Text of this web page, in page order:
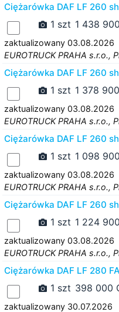
Ciężarówka DAF LF 260
1 szt 1 438
zaktualizowany 03.08.2026
EUROTRUCK PRAHA s.r.o.,
Ciężarówka DAF LF 260
1 szt 1 378
zaktualizowany 03.08.2026
EUROTRUCK PRAHA s.r.o.,
Ciężarówka DAF LF 260
1 szt 1 098
zaktualizowany 03.08.2026
EUROTRUCK PRAHA s.r.o.,
Ciężarówka DAF LF 260
1 szt 1 224
zaktualizowany 03.08.2026
EUROTRUCK PRAHA s.r.o.,
Ciężarówka DAF LF 280
1 szt 398 000
zaktualizowany 30.07.2026